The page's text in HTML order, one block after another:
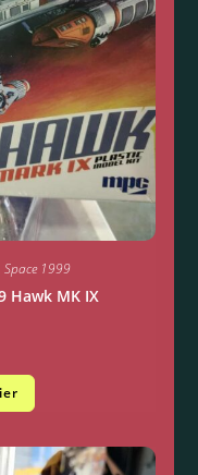
Space 1999
Hawk MK IX